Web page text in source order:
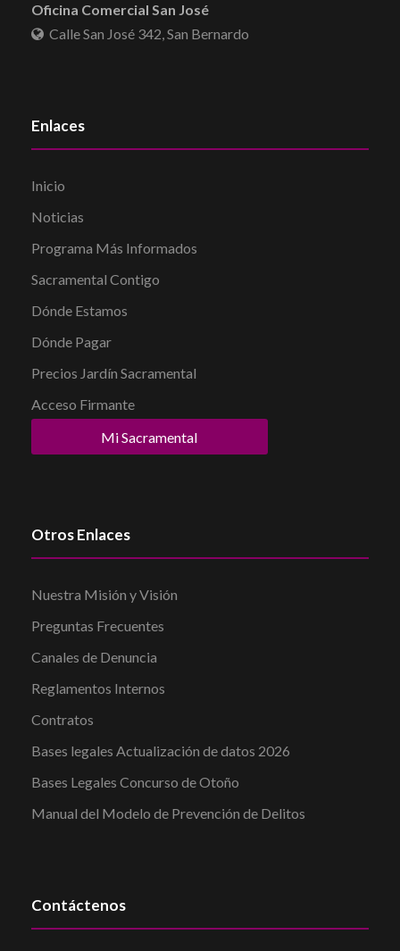
Oficina Comercial San José
Calle San José 342, San Bernardo
Enlaces
Inicio
Noticias
Programa Más Informados
Sacramental Contigo
Dónde Estamos
Dónde Pagar
Precios Jardín Sacramental
Acceso Firmante
Mi Sacramental
Otros Enlaces
Nuestra Misión y Visión
Preguntas Frecuentes
Canales de Denuncia
Reglamentos Internos
Contratos
Bases legales Actualización de datos 2026
Bases Legales Concurso de Otoño
Manual del Modelo de Prevención de Delitos
Contáctenos